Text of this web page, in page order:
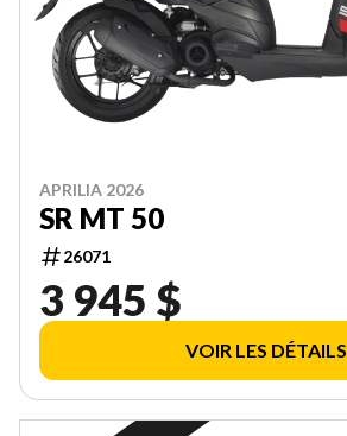
APRILIA 2026
SR MT 50
26071
3 945 $
VOIR LES DÉTAILS